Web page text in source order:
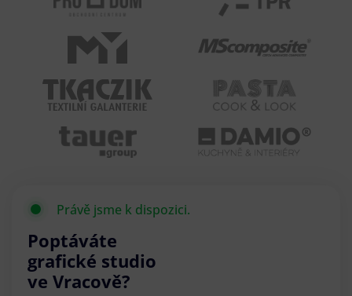
Právě jsme k dispozici.
Poptáváte
grafické studio
ve Vracově?